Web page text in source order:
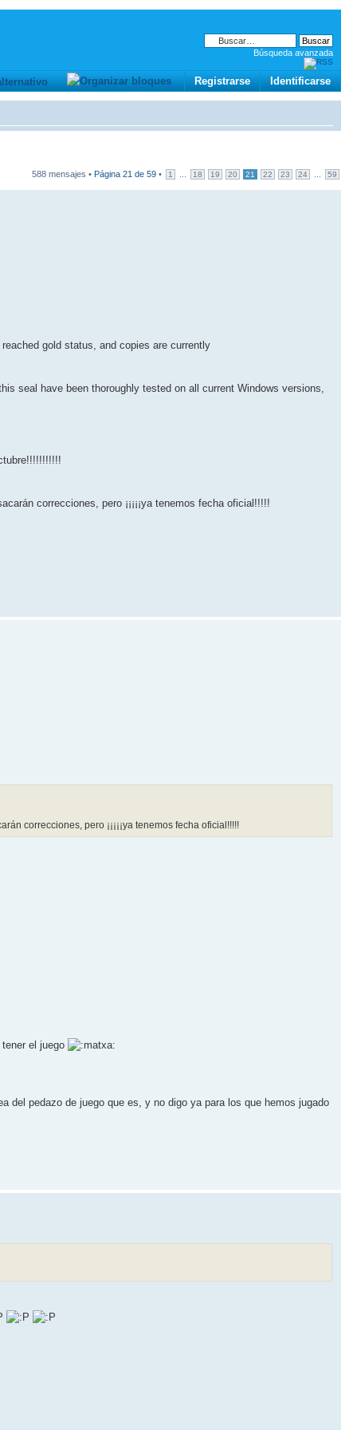
Búsqueda avanzada
Identificarse
Registrarse
588 mensajes • Página 21 de 59 • 1 18 19 20 21 22 23 24 59
gold status, and copies are currently
seal have been thoroughly tested on all current Windows versions,
correcciones, pero ¡¡¡¡¡ya tenemos fecha oficial!!!!!
correcciones, pero ¡¡¡¡¡ya tenemos fecha oficial!!!!!
el juego
del pedazo de juego que es, y no digo ya para los que hemos jugado